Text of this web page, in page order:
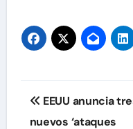
de
EEUU anuncia
nuevos ‘ataques